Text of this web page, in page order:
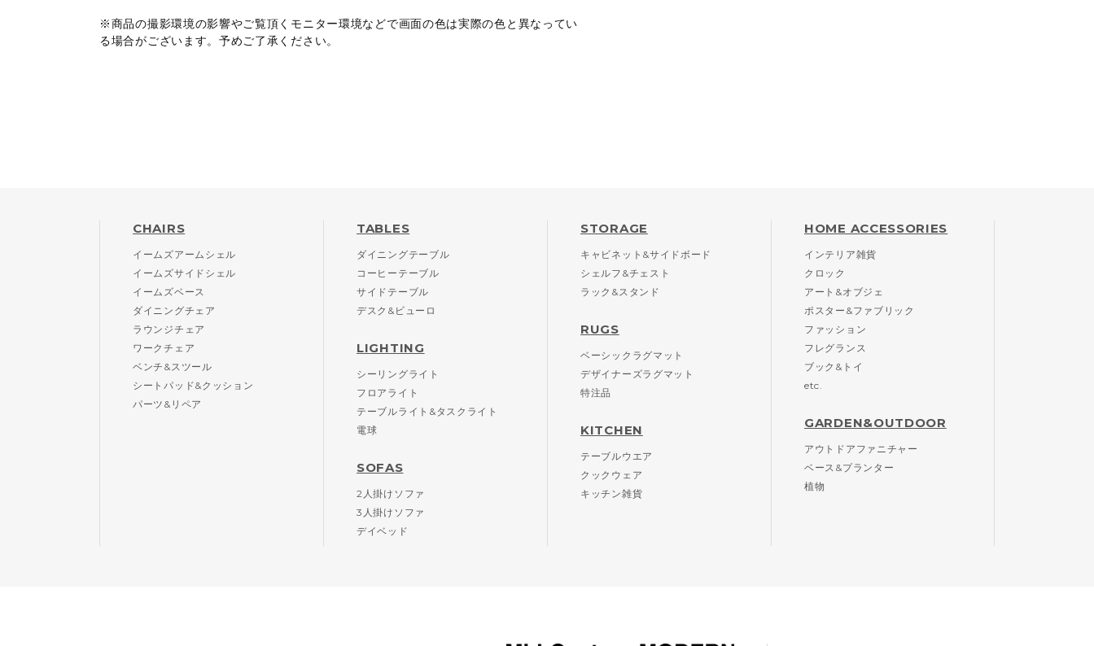
※商品の撮影環境の影響やご覧頂くモニター環境などで画面の色は実際の色と異なってい
る場合がございます。予めご了承ください。
CHAIRS
イームズアームシェル
イームズサイドシェル
イームズベース
ダイニングチェア
ラウンジチェア
ワークチェア
ベンチ&スツール
シートパッド&クッション
パーツ&リペア
TABLES
ダイニングテーブル
コーヒーテーブル
サイドテーブル
デスク&ビューロ
LIGHTING
シーリングライト
フロアライト
テーブルライト&タスクライト
電球
SOFAS
2人掛けソファ
3人掛けソファ
デイベッド
STORAGE
キャビネット&サイドボード
シェルフ&チェスト
ラック&スタンド
RUGS
ベーシックラグマット
デザイナーズラグマット
特注品
KITCHEN
テーブルウエア
クックウェア
キッチン雑貨
HOME ACCESSORIES
インテリア雑貨
クロック
アート&オブジェ
ポスター&ファブリック
ファッション
フレグランス
ブック&トイ
etc.
GARDEN&OUTDOOR
アウトドアファニチャー
ベース&プランター
植物